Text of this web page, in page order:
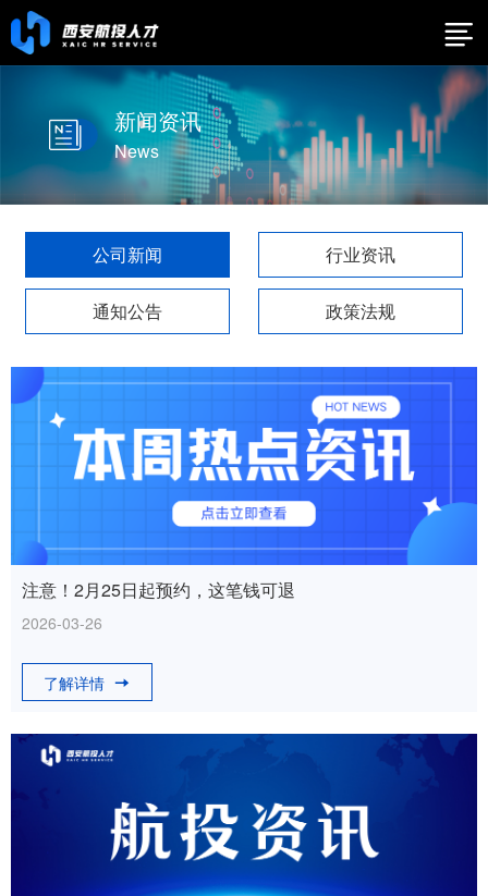
新闻资讯
News
公司新闻 行业资讯
通知公告 政策法规
注意！2月25日起预约，这笔钱可退
2026-03-26
了解详情